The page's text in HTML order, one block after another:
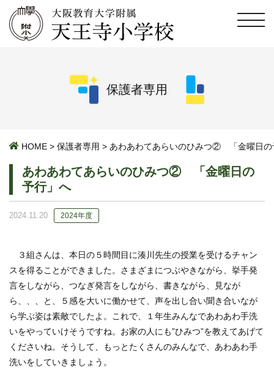
保護者専用
HOME > 保護者専用 > あわあわてあらいのひみつ② 「金曜日
あわあわてあらいのひみつ② 「金曜日の
予行」へ
2024.11.20 2024年度
３組さんは、本日の５時間目に湊川先生の授業を受けるチャン
スを得ることができました。さまざまにつぶやきながら、挙手発
言をしながら、つなぎ発言をしながら、書きながら、見なが
ら、、、と、５感を大いに働かせて、声を出し合い聞き合いなが
ら学ぶ姿は素敵でしたよ。これで、１年生みんなであわあわ手洗
いをやっていけそうですね。お家の人にも”ひみつ”を教えてあげて
くださいね。そうして、もっとたくさんのみんなで、あわあわ手
洗いをしていきましょう。